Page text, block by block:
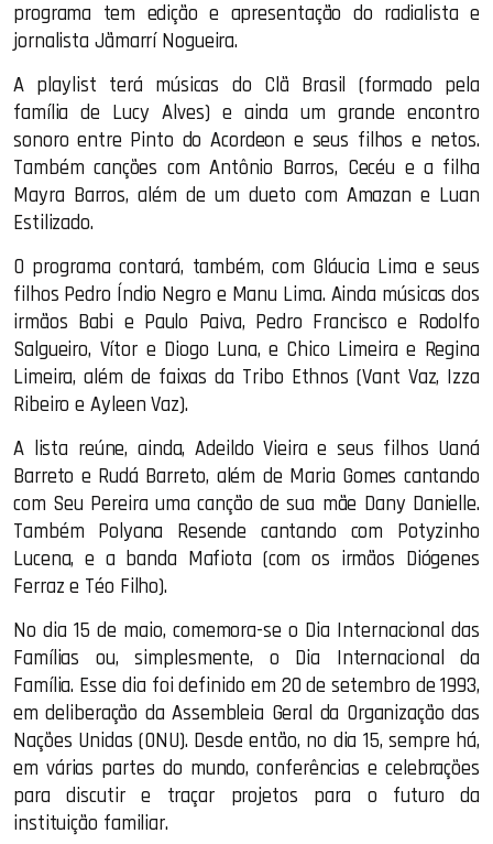
programa tem edição e apresentação do radialista e
jornalista Jãmarrí Nogueira.
A playlist terá músicas do Clã Brasil (formado pela
família de Lucy Alves) e ainda um grande encontro
sonoro entre Pinto do Acordeon e seus filhos e netos.
Também canções com Antônio Barros, Cecéu e a filha
Mayra Barros, além de um dueto com Amazan e Luan
Estilizado.
O programa contará, também, com Gláucia Lima e seus
filhos Pedro Índio Negro e Manu Lima. Ainda músicas dos
irmãos Babi e Paulo Paiva, Pedro Francisco e Rodolfo
Salgueiro, Vítor e Diogo Luna, e Chico Limeira e Regina
Limeira, além de faixas da Tribo Ethnos (Vant Vaz, Izza
Ribeiro e Ayleen Vaz).
A lista reúne, ainda, Adeildo Vieira e seus filhos Uaná
Barreto e Rudá Barreto, além de Maria Gomes cantando
com Seu Pereira uma canção de sua mãe Dany Danielle.
Também Polyana Resende cantando com Potyzinho
Lucena, e a banda Mafiota (com os irmãos Diógenes
Ferraz e Téo Filho).
No dia 15 de maio, comemora-se o Dia Internacional das
Famílias ou, simplesmente, o Dia Internacional da
Família. Esse dia foi definido em 20 de setembro de 1993,
em deliberação da Assembleia Geral da Organização das
Nações Unidas (ONU). Desde então, no dia 15, sempre há,
em várias partes do mundo, conferências e celebrações
para discutir e traçar projetos para o futuro da
instituição familiar.